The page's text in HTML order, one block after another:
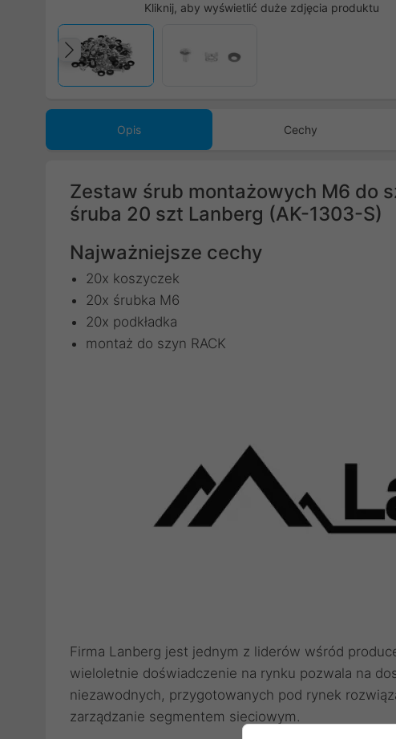
Kliknij, aby wyświetlić duże zdjęcia produktu
Poprzedni
Opis Cechy
Zestaw śrub montażowych M6 do
śruba 20 szt Lanberg (AK-1303-S)
Najważniejsze cechy
20x koszyczek
20x śrubka M6
20x podkładka
montaż do szyn RACK
Firma Lanberg jest jednym z liderów wśród
wieloletnie doświadczenie na rynku pozwala na
niezawodnych, przygotowanych pod rynek
zarządzanie segmentem sieciowym.